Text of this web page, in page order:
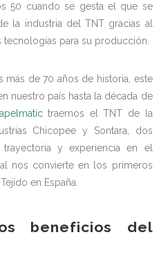
50 cuando se gesta el que se
la industria del TNT gracias al
para su producción.
más de 70 años de historia, este
nuestro país hasta la década de
traemos el TNT de la
Chicopee y Sontara, dos
y experiencia en el
nos convierte en los primeros
en España.
beneficios del